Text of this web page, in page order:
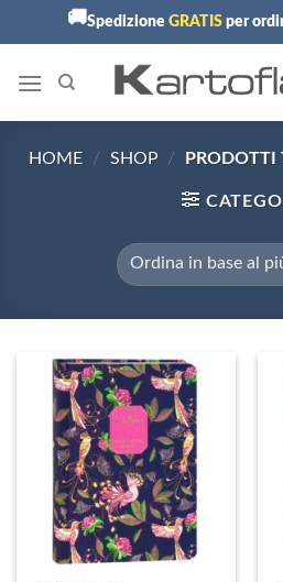
🚚Spedizione GRATISper
HOME / SHOP / PRODOTTI